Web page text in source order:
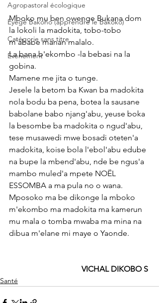
Agropastoral écologique
Éyégé Bakóho (apprendre le Bakoko)
Catégorie sans titre
Événement
Mboko mu ben owenge Bukana dom
la lokoli la madokita, tobo-tobo
m'ababe manan malalo.
La bana b'ekombo -la bebasi na la
gobina.
Mamene me jita o tunge.
Jesele la betom ba Kwan ba madokita
nola bodu ba pena, botea la sausane
babolane babo njang'abu, yeuse boka
la besombe ba madokita o ngud'abu,
tese musawedi mwe bosadi oteten'a
madokita, koise bola l'ebol'abu edube
na bupe la mbend'abu, nde be ngus'a
mambo muled'a mpete NOËL
ESSOMBA a ma pula no o wana.
Mposoko ma be dikonge la mboko
m'ekombo ma madokita ma kamerun
mu mala o tomba mwaba ma mina na
dibua m'elane mi maye o Yaonde.
VICHAL DIKOBO S
Santé